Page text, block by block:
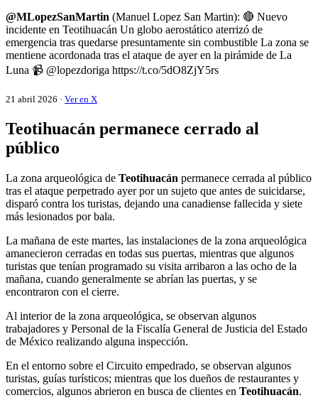
@MLopezSanMartin (Manuel Lopez San Martin): 🔴 Nuevo
incidente en Teotihuacán Un globo aerostático aterrizó de
emergencia tras quedarse presuntamente sin combustible La zona se
mentiene acordonada tras el ataque de ayer en la pirámide de La
Luna 📹 @lopezdoriga https://t.co/5dO8ZjY5rs
21 abril 2026 · Ver en X
Teotihuacán permanece cerrado al
público
La zona arqueológica de Teotihuacán permanece cerrada al público
tras el ataque perpetrado ayer por un sujeto que antes de suicidarse,
disparó contra los turistas, dejando una canadiense fallecida y siete
más lesionados por bala.
La mañana de este martes, las instalaciones de la zona arqueológica
amanecieron cerradas en todas sus puertas, mientras que algunos
turistas que tenían programado su visita arribaron a las ocho de la
mañana, cuando generalmente se abrían las puertas, y se
encontraron con el cierre.
Al interior de la zona arqueológica, se observan algunos
trabajadores y Personal de la Fiscalía General de Justicia del Estado
de México realizando alguna inspección.
En el entorno sobre el Circuito empedrado, se observan algunos
turistas, guías turísticos; mientras que los dueños de restaurantes y
comercios, algunos abrieron en busca de clientes en Teotihuacán.